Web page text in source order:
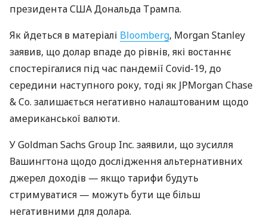
президента США Дональда Трампа.
Як йдеться в матеріалі Bloomberg, Morgan Stanley
заявив, що долар впаде до рівнів, які востаннє
спостерігалися під час пандемії Covid-19, до
середини наступного року, тоді як JPMorgan Chase
& Co. залишається негативно налаштованим щодо
американської валюти.
У Goldman Sachs Group Inc. заявили, що зусилля
Вашингтона щодо дослідження альтернативних
джерел доходів — якщо тарифи будуть
стримуватися — можуть бути ще більш
негативними для долара.